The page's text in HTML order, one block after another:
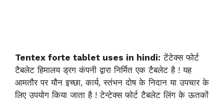
Tentex forte tablet uses in hindi: टेंटेक्स फोर्ट
टैबलेट हिमालय ड्रग कंपनी द्वारा निर्मित एक टैबलेट है ! यह
आमतौर पर यौन इच्छा, कार्य, स्तंभन दोष के निदान या उपचार के
लिए उपयोग किया जाता है ! टेन्टेक्स फोर्ट टैबलेट लिंग के ऊतकों